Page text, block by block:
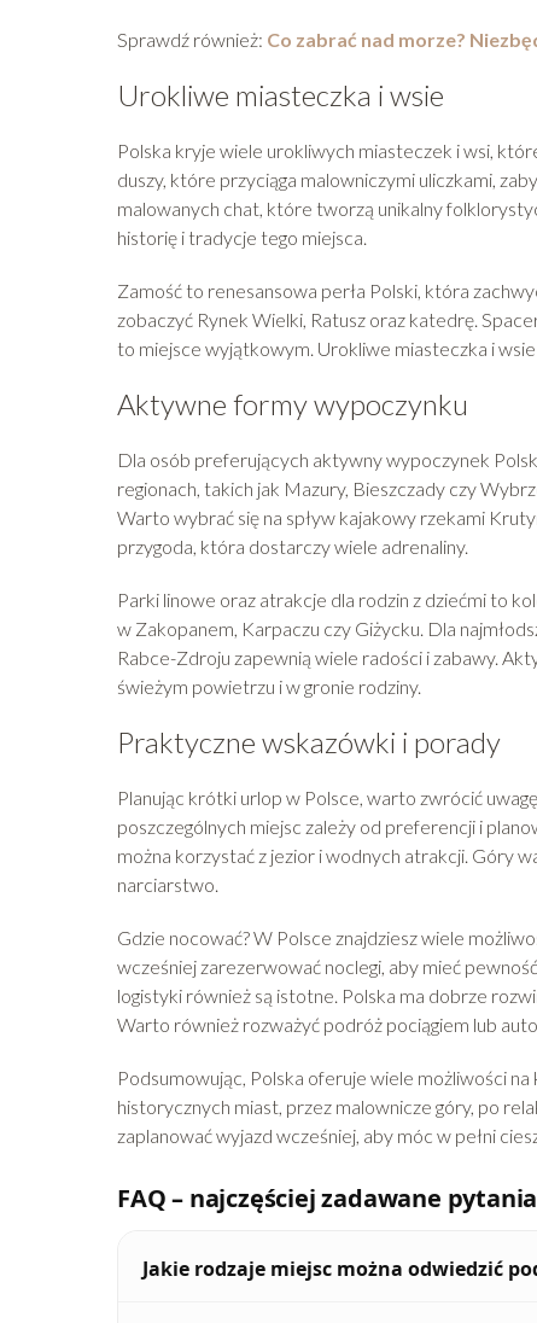
Sprawdź również: Co zabrać nad morze?
Urokliwe miasteczka i wsie
Polska kryje wiele urokliwych miasteczek i wsi,
duszy, które przyciąga malowniczymi uliczkami,
malowanych chat, które tworzą unikalny
historię i tradycje tego miejsca.
Zamość to renesansowa perła Polski, która
zobaczyć Rynek Wielki, Ratusz oraz katedrę.
to miejsce wyjątkowym. Urokliwe miasteczka i
Aktywne formy wypoczynku
Dla osób preferujących aktywny wypoczynek
regionach, takich jak Mazury, Bieszczady czy
Warto wybrać się na spływ kajakowy rzekami
przygoda, która dostarczy wiele adrenaliny.
Parki linowe oraz atrakcje dla rodzin z dziećmi to
w Zakopanem, Karpaczu czy Giżycku. Dla
Rabce-Zdroju zapewnią wiele radości i zabawy.
świeżym powietrzu i w gronie rodziny.
Praktyczne wskazówki i porady
Planując krótki urlop w Polsce, warto zwrócić
poszczególnych miejsc zależy od preferencji i
można korzystać z jezior i wodnych atrakcji. Góry
narciarstwo.
Gdzie nocować? W Polsce znajdziesz wiele
wcześniej zarezerwować noclegi, aby mieć
logistyki również są istotne. Polska ma dobrze
Warto również rozważyć podróż pociągiem lub
Podsumowując, Polska oferuje wiele możliwości
historycznych miast, przez malownicze góry, po
zaplanować wyjazd wcześniej, aby móc w pełni
FAQ – najczęściej zadawane pytania
Jakie rodzaje miejsc można odwiedzić